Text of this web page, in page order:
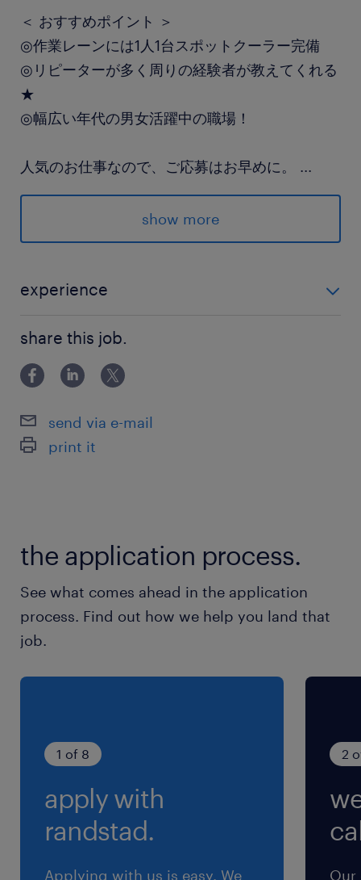
＜ おすすめポイント ＞
◎作業レーンには1人1台スポットクーラー完備
◎リピーターが多く周りの経験者が教えてくれる
★
◎幅広い年代の男女活躍中の職場！
人気のお仕事なので、ご応募はお早めに。 ...
沢山のエントリーお待ちしています♪
派遣先の特徴
業を展開しています。今回のお仕事は、地元の美
う活気ある選果場です。
最寄駅
JR烏山線／小塙駅（車12分）
JR烏山線／烏山駅（車11分）
週3～5日のシフト制（日～月の完全シフト制、
就業時間
8:00-17:00（実働8時間00分・休憩60分）
※昼休憩60分の他、10時と15時に各15分のサー
残業有り（昨年実績：期間中6回程度、1～2時間/
日発生。強制ではないのでできなくてもOKで
す！）
show more
experience
share this job.
send via e-mail
print it
the application process.
See what comes ahead in the application
process. Find out how we help you land that
job.
1 of 8
apply with
randstad.
Applying with us is easy. We
2
Our